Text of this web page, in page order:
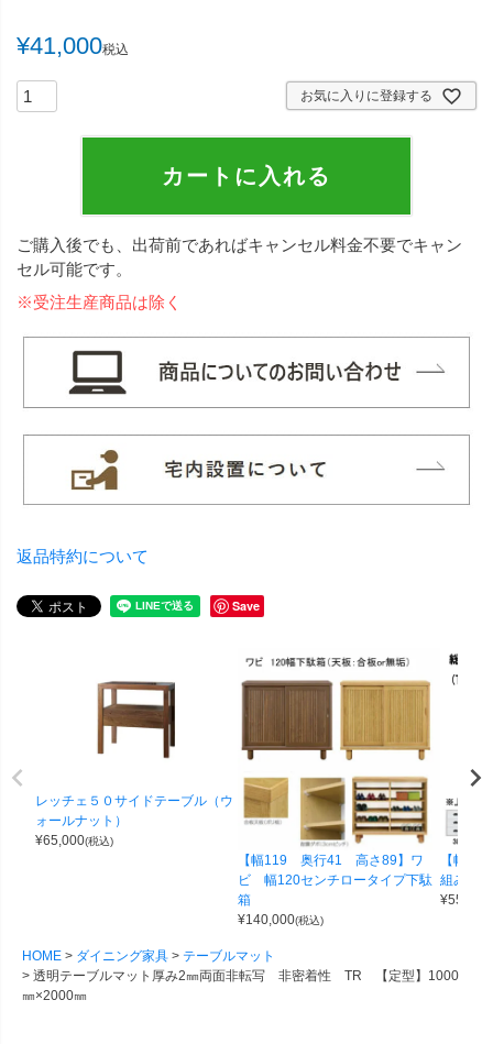
¥41,000税込
お気に入りに登録する
カートに入れる
ご購入後でも、出荷前であればキャンセル料金不要でキャン
セル可能です。
※受注生産商品は除く
返品特約について
Save
レッチェ５０サイドテーブル（ウ
ォールナット）
¥65,000(税込)
【幅119 奥行41 高さ89】ワ
ビ 幅120センチロータイプ下駄
箱
¥140,000(税込)
【幅
組み合
¥55,000
HOME ダイニング家具
テーブルマット
透明テーブルマット厚み2㎜両面非転写 非密着性 TR 【定型】1000
㎜×2000㎜